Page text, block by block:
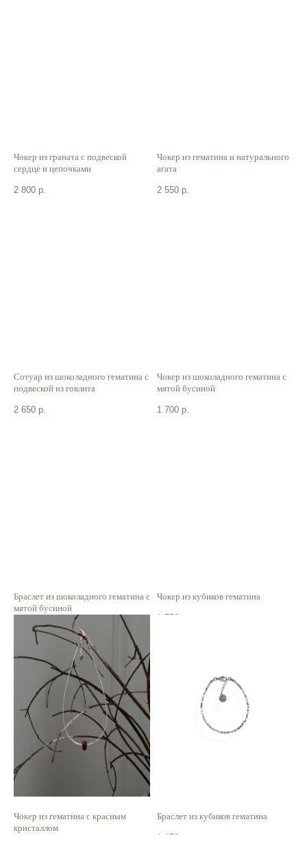
Чокер из граната с подвеской
сердце и цепочками
2 800 р.
Чокер из гематина и натурального
агата
2 550 р.
Сотуар из шоколадного гематина с
подвеской из говлита
2 650 р.
Чокер из шоколадного гематина с
мятой бусиной
1 700 р.
Браслет из шоколадного гематина с
мятой бусиной
1 200 р.
Чокер из кубиков гематина
1 750
Чокер из гематина с красным
кристаллом
Браслет из кубиков гематина
1 450